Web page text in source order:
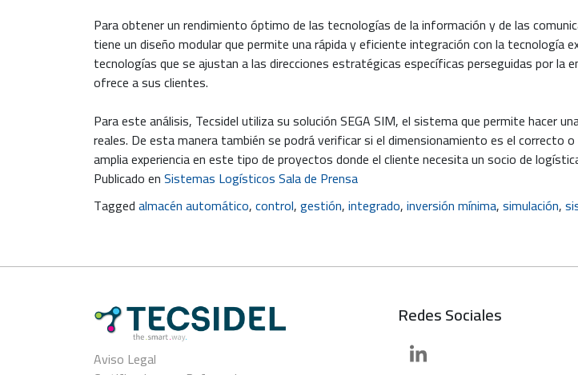
Para obtener un rendimiento óptimo de las tecnologías de la información y de las
tiene un diseño modular que permite una rápida y eficiente integración con la
tecnologías que se ajustan a las direcciones estratégicas específicas perseguidas por la
ofrece a sus clientes.
Para este análisis, Tecsidel utiliza su solución SEGA SIM, el sistema que permite hacer
reales. De esta manera también se podrá verificar si el dimensionamiento es el correcto
amplia experiencia en este tipo de proyectos donde el cliente necesita un socio de
Publicado enSistemas Logísticos Sala de Prensa
Taggedalmacén automático,control,gestión,integrado,inversión mínima,simulación,
Aviso Legal
Redes Sociales